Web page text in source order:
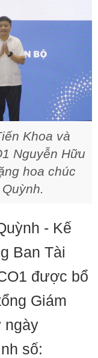
Khoa và
Nguyễn Hữu
hoa chúc
- Kế
Ban Tài
được bổ
Giám
ngày
số: